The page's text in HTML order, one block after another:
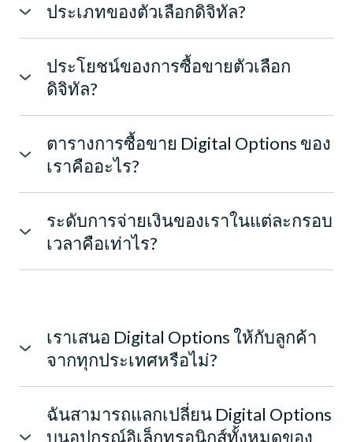
ยังเป็นที่รู้จักในชื่อ "ออปชั่นทั้งหมดหรือไม่มีเลย" หรือ
"ออปชั่นดิจิทัล" ออปชั่นไบนารี่มีแนวคิดง่ายๆ โดยผู้ซื้อขาย
จะคาดเดาทิศทางการเคลื่อนไหวของราคาของสินทรัพย์
อ้างอิงภายในกรอบเวลาที่กำหนดไว้ล่วงหน้า หากผู้ซื้อขาย
ทำนายได้ถูกต้อง พวกเขาจะได้รับผลตอบแทนคงที่ ซึ่งโดย
ทั่วไปจะเป็นเศษส่วนของจำนวนเงินลงทุน (น้อยกว่า 100%)
อย่างไรก็ตาม หากทำนายไม่ถูกต้อง ผู้ซื้อขายจะสูญเสียการ
ลงทุนทั้งหมด ออปชั่นไบนารี่ถือเป็นการลงทุนที่มีความ
เสี่ยงค่อนข้างสูงเนื่องจากมีลักษณะระยะสั้นและเก็งกำไร
ประเภทของตัวเลือกดิจิทัล?
ทั่วไปบางส่วน:
1. สูง/ต่ำ: นี่คือประเภทพื้นฐานของไบนารีออปชั่น ผู้ซื้อขาย
ทำนายว่าราคาของสินทรัพย์อ้างอิงจะสูงหรือต่ำกว่าระดับ
ราคาที่กำหนดไว้ล่วงหน้าเมื่อถึงเวลาหมดอายุ ตัวอย่าง
ทั่วไป ได้แก่ ไบนารีออปชั่นของอเมริกาและจีน โดยความ
แตกต่างอยู่ที่การมีหรือไม่มีสเปรดและระยะเวลาในการ
ดำเนินการ เมื่อซื้อขายไบนารีออปชั่นของจีน การซื้อขาย
จะเปิดขึ้นทันทีที่ราคาเสนอขายเมื่อเข้าสู่ตำแหน่งซื้อ (Call)
หรือที่ราคาเสนอซื้อเมื่อเข้าสู่ตำแหน่งขาย (Put) ในทาง
กลับกัน เมื่อซื้อขายไบนารีออปชั่นของอเมริกา คุณจะซื้อ
ขายโดยไม่ใช้สเปรด ซึ่งหมายความว่าการซื้อขายของคุณ
จะเปิดขึ้นที่ราคาเสนอซื้อและราคาเสนอขายโดยเฉลี่ย
2. One Touch: ในประเภทนี้ ผู้ซื้อขายทำนายว่าราคาของ
สินทรัพย์อ้างอิงจะแตะหรือทะลุระดับราคาที่กำหนดไว้ก่อน
ถึงเวลาหมดอายุหรือไม่ หากราคาแตะระดับที่กำหนดไว้
แม้เพียงชั่วขณะ ผู้ซื้อขายจะได้รับผลตอบแทน
ประโยชน์ของการซื้อขายตัวเลือก
ดิจิทัล?
ประโยชน์หลักบางประการ ได้แก่:
1. ความเรียบง่าย: การซื้อขายไบนารี่ออปชั่นค่อนข้างตรงไป
ตรงมาและเข้าใจง่าย โดยเฉพาะอย่างยิ่งเมื่อเปรียบเทียบกับ
การซื้อขายรูปแบบอื่น เช่น หุ้นหรือฟอเร็กซ์ เทรดเดอร์เพียง
แค่ต้องคาดการณ์ทิศทางการเคลื่อนไหวของราคาของ
สินทรัพย์อ้างอิง ทำให้ผู้เริ่มต้นสามารถเข้าถึงได้
2. ความเสี่ยงที่จำกัด: ด้วยไบนารี่ออฟชั่น นักเทรดจะทราบ
หลีกเลี่ยงการสูญเสียที่สำคัญ
3. ผลตอบแทนคงที่: ไบนารี่ออปชั่นให้ผลตอบแทนจากการ
ลงทุนคงที่ ซึ่งหมายความว่าเทรดเดอร์ทราบถึงผลกำไร
หรือขาดทุนที่อาจเกิดขึ้นตั้งแต่เริ่มแรก ช่วยให้สามารถ
วางแผนทางการเงินและตัดสินใจได้ดีขึ้น
ตารางการซื้อขาย Digital Options ของ
เราคืออะไร?
ซื้อขายของเราตลอด 22 ชั่วโมงต่อวันและหกวันต่อสัปดาห์
สามารถวางการซื้อขายได้ตั้งแต่เวลา 22:30 GMT ในวัน
อาทิตย์ จนถึง 20:30 GMT ในวันศุกร์ การซื้อขายถูกจำกัด
ระหว่าง 20:31 GMT ถึง 22:29 GMT ทุกวัน
ระดับการจ่ายเงินของเราในแต่ละกรอบ
เวลาคือเท่าไร?
เราเสนอ Digital Options ให้กับลูกค้า
จากทุกประเทศหรือไม่?
พลเมืองหรือผู้อยู่อาศัยในประเทศหรือเขตอำนาจศาลใดๆ ที่
การจำหน่ายหรือการใช้งานดังกล่าวอาจถูกจำกัด ควบคุม
ฉันสามารถแลกเปลี่ยน Digital Options
บนอุปกรณ์อิเล็กทรอนิกส์ทั้งหมดของ